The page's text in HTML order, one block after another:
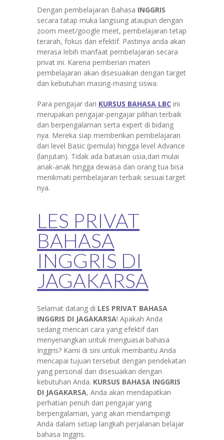
Dengan pembelajaran Bahasa INGGRIS
secara tatap muka langsung ataupun dengan
zoom meet/google meet, pembelajaran tetap
terarah, fokus dan efektif. Pastinya anda akan
merasa lebih manfaat pembelajaran secara
privat ini. Karena pemberian materi
pembelajaran akan disesuaikan dengan target
dan kebutuhan masing-masing siswa.
Para pengajar dari KURSUS BAHASA LBC ini
merupakan pengajar-pengajar pilihan terbaik
dan berpengalaman serta expert di bidang
nya. Mereka siap memberikan pembelajaran
dari level Basic (pemula) hingga level Advance
(lanjutan). Tidak ada batasan usia,dari mulai
anak-anak hingga dewasa dan orang tua bisa
menikmati pembelajaran terbaik sesuai target
nya.
LES PRIVAT
BAHASA
INGGRIS DI
JAGAKARSA
Selamat datang di LES PRIVAT BAHASA
INGGRIS DI JAGAKARSA! Apakah Anda
sedang mencari cara yang efektif dan
menyenangkan untuk menguasai bahasa
Inggris? Kami di sini untuk membantu Anda
mencapai tujuan tersebut dengan pendekatan
yang personal dan disesuaikan dengan
kebutuhan Anda. KURSUS BAHASA INGGRIS
DI JAGAKARSA, Anda akan mendapatkan
perhatian penuh dari pengajar yang
berpengalaman, yang akan mendampingi
Anda dalam setiap langkah perjalanan belajar
bahasa Inggris.